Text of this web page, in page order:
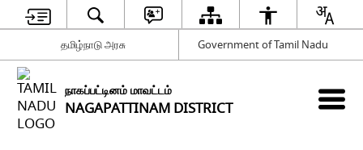
தமிழ்நாடு அரசு Government of Tamil Nadu
நாகப்பட்டினம் மாவட்டம்
NAGAPATTINAM DISTRICT